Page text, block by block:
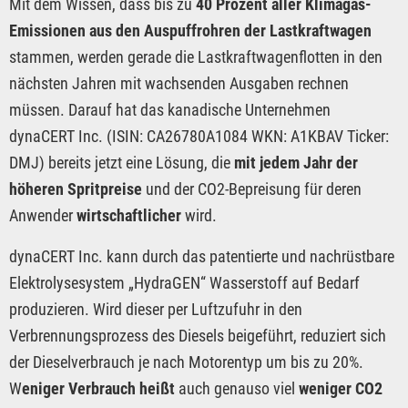
Mit dem Wissen, dass bis zu 40 Prozent aller Klimagas-
Emissionen aus den Auspuffrohren der Lastkraftwagen
stammen, werden gerade die Lastkraftwagenflotten in den
nächsten Jahren mit wachsenden Ausgaben rechnen
müssen. Darauf hat das kanadische Unternehmen
dynaCERT Inc. (ISIN: CA26780A1084 WKN: A1KBAV Ticker:
DMJ) bereits jetzt eine Lösung, die mit jedem Jahr der
höheren Spritpreise und der CO2-Bepreisung für deren
Anwenderwirtschaftlicherwird.
dynaCERT Inc. kann durch das patentierte und nachrüstbare
Elektrolysesystem „HydraGEN“ Wasserstoff auf Bedarf
produzieren. Wird dieser per Luftzufuhr in den
Verbrennungsprozess des Diesels beigeführt, reduziert sich
der Dieselverbrauch je nach Motorentyp um bis zu 20%.
Weniger Verbrauch heißt auch genauso viel weniger CO2